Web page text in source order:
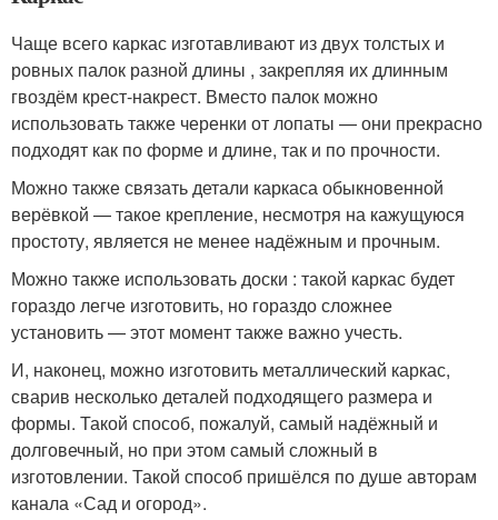
Чаще всего каркас изготавливают из двух толстых и
ровных палок разной длины , закрепляя их длинным
гвоздём крест-накрест. Вместо палок можно
использовать также черенки от лопаты — они прекрасно
подходят как по форме и длине, так и по прочности.
Можно также связать детали каркаса обыкновенной
верёвкой — такое крепление, несмотря на кажущуюся
простоту, является не менее надёжным и прочным.
Можно также использовать доски : такой каркас будет
гораздо легче изготовить, но гораздо сложнее
установить — этот момент также важно учесть.
И, наконец, можно изготовить металлический каркас,
сварив несколько деталей подходящего размера и
формы. Такой способ, пожалуй, самый надёжный и
долговечный, но при этом самый сложный в
изготовлении. Такой способ пришёлся по душе авторам
канала «Сад и огород».